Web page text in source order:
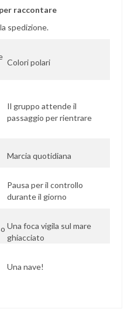
raccontare
spedizione.
Colori polari
Il gruppo attende il
passaggio per rientrare
Marcia quotidiana
Pausa per il controllo
durante il giorno
Una foca vigila sul mare
ghiacciato
Una nave!